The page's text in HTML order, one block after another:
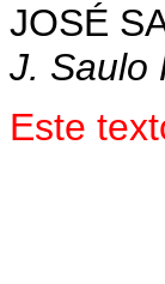
JOSÉ
J. Saulo
Este